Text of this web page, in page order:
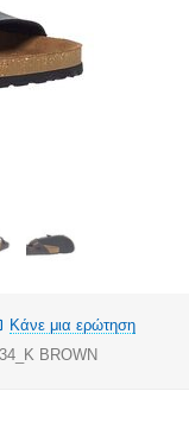
Κάνε μια ερώτηση
BROWN